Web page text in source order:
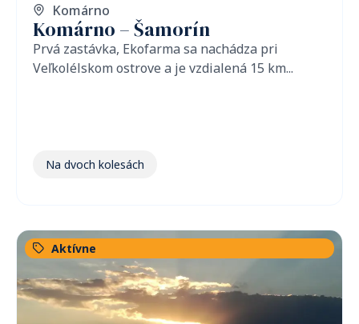
Komárno
Komárno – Šamorín
Prvá zastávka, Ekofarma sa nachádza pri
Veľkolélskom ostrove a je vzdialená 15 km...
Na dvoch kolesách
Aktívne